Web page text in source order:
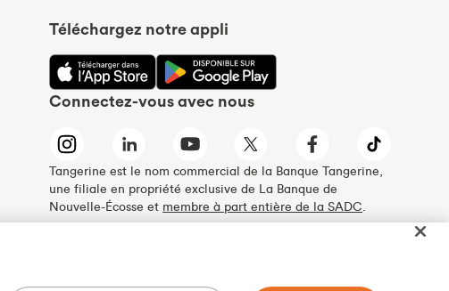
Téléchargez notre appli
Connectez-vous avec nous
Tangerine est le nom commercial de la Banque Tangerine,
une filiale en propriété exclusive de La Banque de
Nouvelle-Écosse et membre à part entière de la SADC.